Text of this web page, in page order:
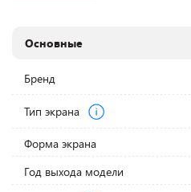
Основные
Бренд
Тип экрана
Форма экрана
Год выхода модели